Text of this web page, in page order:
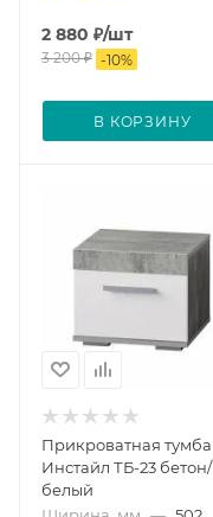
2 880 ₽/шт
3 200₽ -10%
В КОРЗИНУ
Прикроватная тумба
Инстайл ТБ-23 бетон/
белый